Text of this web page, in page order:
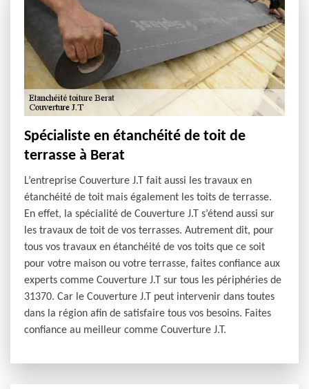
Spécialiste en étanchéité de toit de
terrasse à Berat
L’entreprise Couverture J.T fait aussi les travaux en
étanchéité de toit mais également les toits de terrasse.
En effet, la spécialité de Couverture J.T s’étend aussi sur
les travaux de toit de vos terrasses. Autrement dit, pour
tous vos travaux en étanchéité de vos toits que ce soit
pour votre maison ou votre terrasse, faites confiance aux
experts comme Couverture J.T sur tous les périphéries de
31370. Car le Couverture J.T peut intervenir dans toutes
dans la région afin de satisfaire tous vos besoins. Faites
confiance au meilleur comme Couverture J.T.